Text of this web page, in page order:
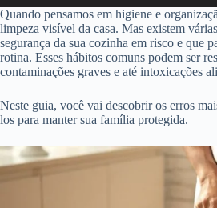
áudio
Quando pensamos em higiene e
limpeza visível da casa. Mas existem
segurança da sua cozinha em risco e que
rotina. Esses hábitos comuns podem ser
contaminações graves e até intoxicações
Neste guia, você vai descobrir os erros
los para manter sua família protegida.